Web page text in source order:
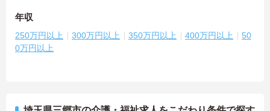
年収
250万円以上 300万円以上 350万円以上 400万円以上
50
0万円以上